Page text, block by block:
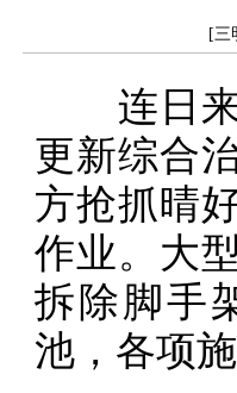
[
连日来
更新综合
方抢抓晴
作业。大
拆除脚手
池，各项